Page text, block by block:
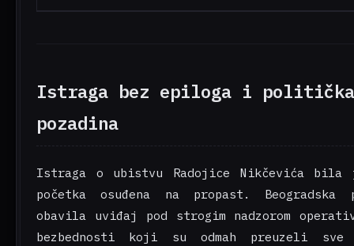
Istraga bez epiloga i politička
pozadina
Istraga o ubistvu Radojice Nikčevića bila
početka osuđena na propast.
obavila uviđaj pod strogim nadzorom
bezbednosti koji su odmah preuzeli sve